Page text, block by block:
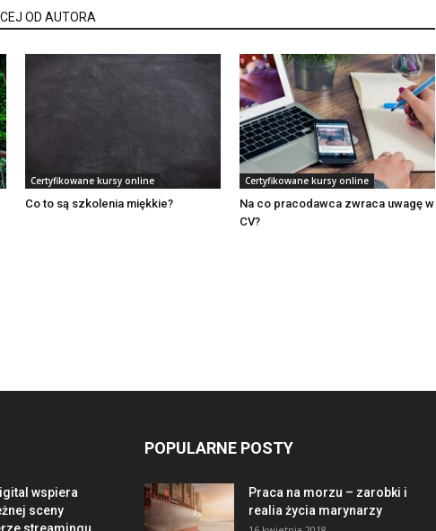
OD AUTORA
Certyfikowane kursy online
Co to są szkolenia miękkie?
Certyfikowane kursy online
Na co pracodawca zwraca uwagę w
CV?
wspiera
sceny
POPULARNE POSTY
Praca na morzu – zarobki i
realia życia marynarzy